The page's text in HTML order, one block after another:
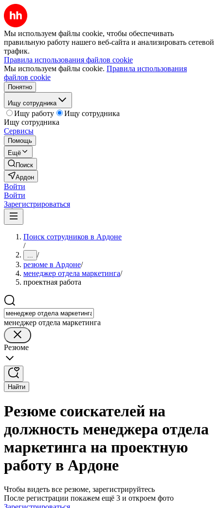
Мы используем файлы cookie, чтобы обеспечивать
правильную работу нашего веб-сайта и анализировать сетевой
трафик.
Правила использования файлов cookie
Мы используем файлы cookie. Правила использования
файлов cookie
Понятно
Ищу сотрудника
Ищу работу
Ищу сотрудника
Ищу сотрудника
Сервисы
Помощь
Ещё
Поиск
Ардон
Войти
Войти
Зарегистрироваться
Поиск сотрудников в Ардоне
/
... /
резюме в Ардоне/
менеджер отдела маркетинга/
проектная работа
менеджер отдела маркетинга
Резюме
Найти
Резюме соискателей на
должность менеджера отдела
маркетинга на проектную
работу в Ардоне
Чтобы видеть все резюме, зарегистрируйтесь
После регистрации покажем ещё 3 и откроем фото